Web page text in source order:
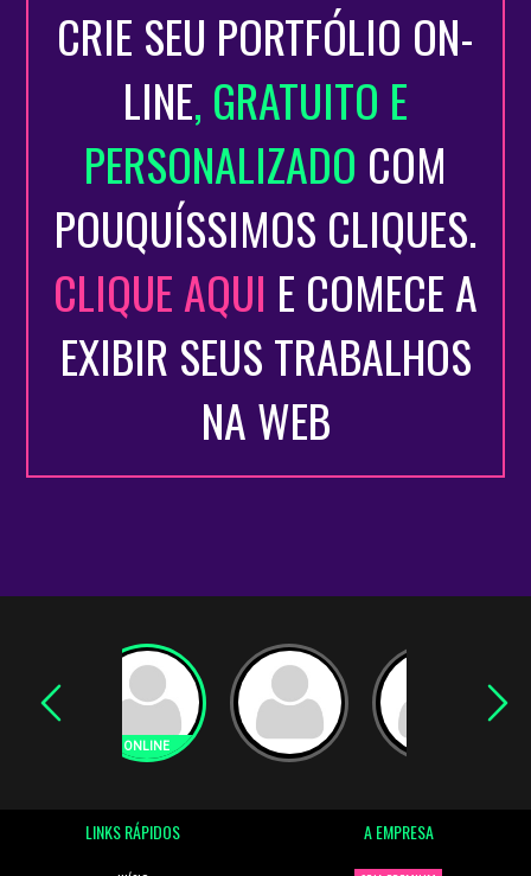
CRIE SEU PORTFÓLIO ON-
LINE, GRATUITO E
PERSONALIZADO COM
POUQUÍSSIMOS CLIQUES.
CLIQUE AQUI E COMECE A
EXIBIR SEUS TRABALHOS
NA WEB
LINKS RÁPIDOS A EMPRESA